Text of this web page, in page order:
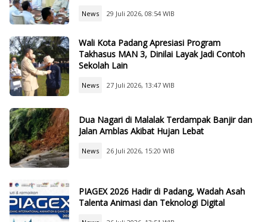
News 29 Juli 2026, 08:54 WIB
Wali Kota Padang Apresiasi Program
Takhasus MAN 3, Dinilai Layak Jadi Contoh
Sekolah Lain
News 27 Juli 2026, 13:47 WIB
Dua Nagari di Malalak Terdampak Banjir dan
Jalan Amblas Akibat Hujan Lebat
News 26 Juli 2026, 15:20 WIB
PIAGEX 2026 Hadir di Padang, Wadah Asah
Talenta Animasi dan Teknologi Digital